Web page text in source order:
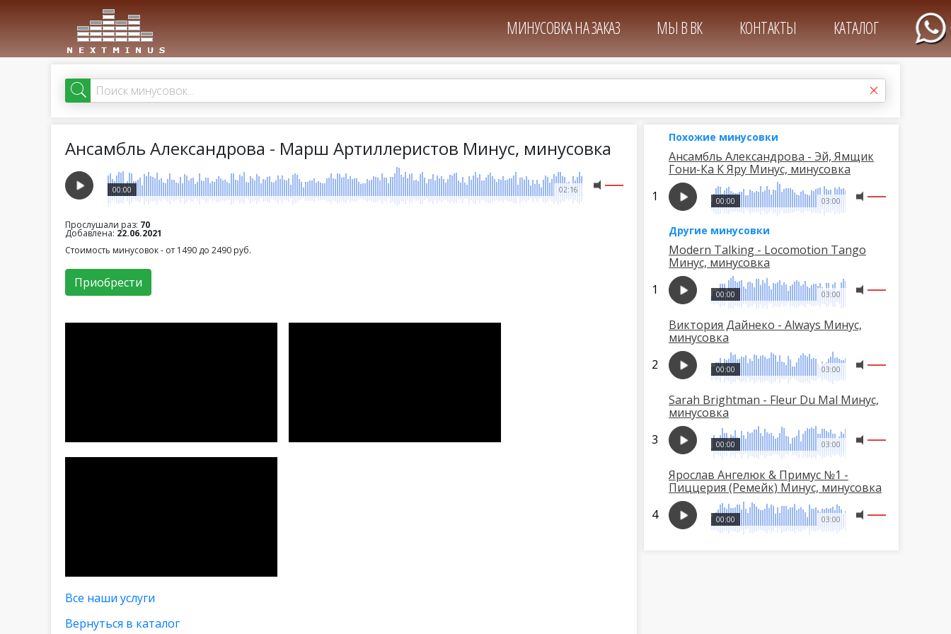
МИНУСОВКА НА ЗАКАЗ МЫ В ВК КОНТАКТЫ КАТАЛОГ
Ансамбль Александрова - Марш Артиллеристов Минус, минусовка
02:16
00:00
Прослушали раз: 70
Добавлена: 22.06.2021
Стоимость минусовок - от 1490 до 2490 руб.
Приобрести
Все наши услуги
Вернуться в каталог
Похожие минусовки
Ансамбль Александрова - Эй, Ямщик
Гони-Ка К Яру Минус, минусовка
03:00
00:00
Другие минусовки
Modern Talking - Locomotion Tango
Минус, минусовка
03:00
00:00
Виктория Дайнеко - Always Минус,
минусовка
03:00
00:00
Sarah Brightman - Fleur Du Mal Минус,
минусовка
03:00
00:00
Ярослав Ангелюк & Примус №1 -
Пиццерия (Ремейк) Минус, минусовка
03:00
00:00